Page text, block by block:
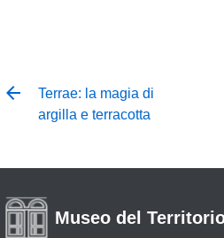
Terrae: la magia di
argilla e terracotta
Museo del